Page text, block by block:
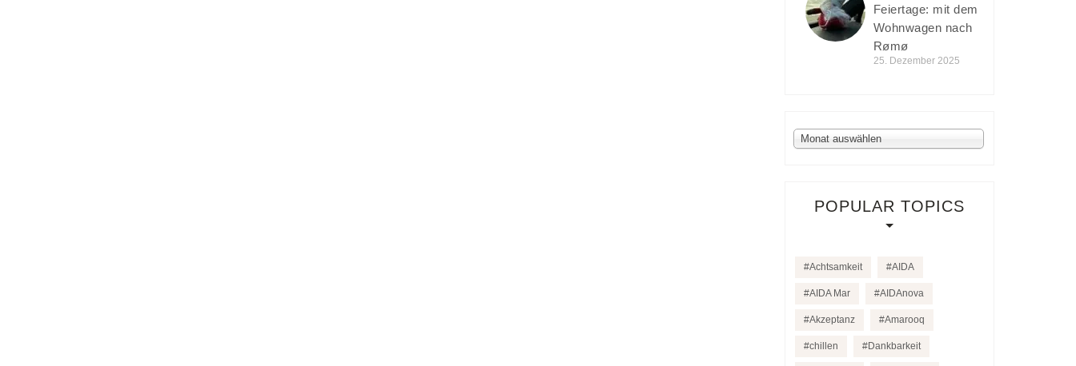
Feiertage: mit dem
Wohnwagen nach
Rømø
25. Dezember 2025
Archiv
Monat auswählen
POPULAR TOPICS
Achtsamkeit AIDA
AIDA Mar AIDAnova
Akzeptanz Amarooq
chillen Dankbarkeit